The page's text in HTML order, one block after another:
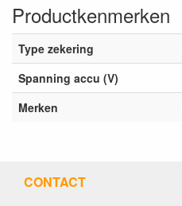
Productkenmerken
Type zekering
Spanning accu (V)
Merken
CONTACT